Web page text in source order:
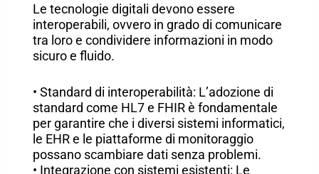
Le tecnologie digitali devono essere
interoperabili, ovvero in grado di comunicare
tra loro e condividere informazioni in modo
sicuro e fluido.
• Standard di interoperabilità: L’adozione di
standard come HL7 e FHIR è fondamentale
per garantire che i diversi sistemi informatici,
le EHR e le piattaforme di monitoraggio
possano scambiare dati senza problemi.
• Integrazione con sistemi esistenti: Le